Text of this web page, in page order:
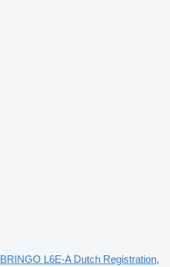
BRINGO L6E-A Dutch Registration,